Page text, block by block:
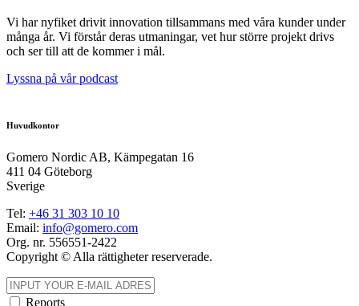
Vi har nyfiket drivit innovation tillsammans med våra kunder under
många år. Vi förstår deras utmaningar, vet hur större projekt drivs
och ser till att de kommer i mål.
Lyssna på vår podcast
Huvudkontor
Gomero Nordic AB, Kämpegatan 16
411 04 Göteborg
Sverige
Tel: +46 31 303 10 10
Email: info@gomero.com
Org. nr. 556551-2422
Copyright © Alla rättigheter reserverade.
Reports